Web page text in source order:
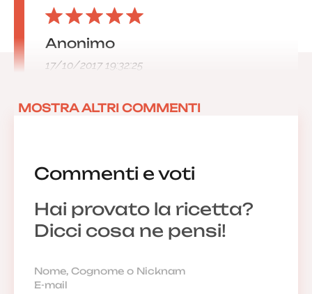
Commenti e voti
Hai provato la ricetta?
Dicci cosa ne pensi!
Anonimo
17/10/2017 19:32:25
MOSTRA ALTRI COMMENTI